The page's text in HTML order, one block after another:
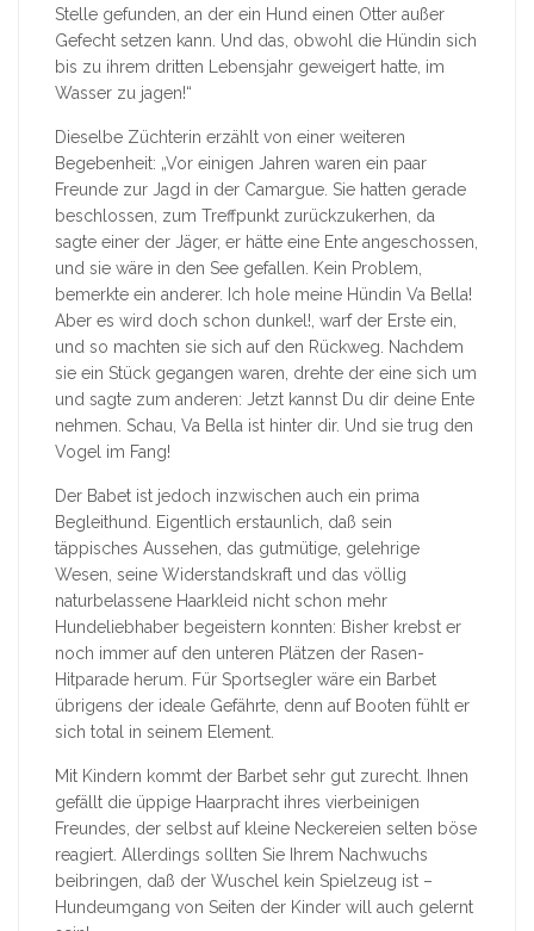
Stelle gefunden, an der ein Hund einen Otter außer
Gefecht setzen kann. Und das, obwohl die Hündin sich
bis zu ihrem dritten Lebensjahr geweigert hatte, im
Wasser zu jagen!“
Dieselbe Züchterin erzählt von einer weiteren
Begebenheit: „Vor einigen Jahren waren ein paar
Freunde zur Jagd in der Camargue. Sie hatten gerade
beschlossen, zum Treffpunkt zurückzukerhen, da
sagte einer der Jäger, er hätte eine Ente angeschossen,
und sie wäre in den See gefallen. Kein Problem,
bemerkte ein anderer. Ich hole meine Hündin Va Bella!
Aber es wird doch schon dunkel!, warf der Erste ein,
und so machten sie sich auf den Rückweg. Nachdem
sie ein Stück gegangen waren, drehte der eine sich um
und sagte zum anderen: Jetzt kannst Du dir deine Ente
nehmen. Schau, Va Bella ist hinter dir. Und sie trug den
Vogel im Fang!
Der Babet ist jedoch inzwischen auch ein prima
Begleithund. Eigentlich erstaunlich, daß sein
täppisches Aussehen, das gutmütige, gelehrige
Wesen, seine Widerstandskraft und das völlig
naturbelassene Haarkleid nicht schon mehr
Hundeliebhaber begeistern konnten: Bisher krebst er
noch immer auf den unteren Plätzen der Rasen-
Hitparade herum. Für Sportsegler wäre ein Barbet
übrigens der ideale Gefährte, denn auf Booten fühlt er
sich total in seinem Element.
Mit Kindern kommt der Barbet sehr gut zurecht. Ihnen
gefällt die üppige Haarpracht ihres vierbeinigen
Freundes, der selbst auf kleine Neckereien selten böse
reagiert. Allerdings sollten Sie Ihrem Nachwuchs
beibringen, daß der Wuschel kein Spielzeug ist –
Hundeumgang von Seiten der Kinder will auch gelernt